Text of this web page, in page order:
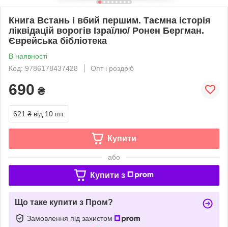
Книга Встань і вбий першим. Таємна історія
ліквідацій ворогів Ізраїлю/ Ронен Бергман.
Єврейська бібліотека
В наявності
Код: 9786178437428
Опт і роздріб
690 ₴
621 ₴ від 10 шт.
Купити
або
Купити з
Що таке купити з Пром?
Замовлення під захистом